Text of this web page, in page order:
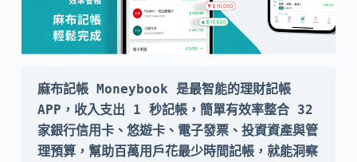
麻布記帳 Moneybook 是最智能的理財記帳
APP，收入支出 1 秒記帳，簡單有效率整合 32
家銀行信用卡、悠遊卡、電子發票、投資資產與管
理預算，幫助百萬用戶花最少時間記帳，就能洞察